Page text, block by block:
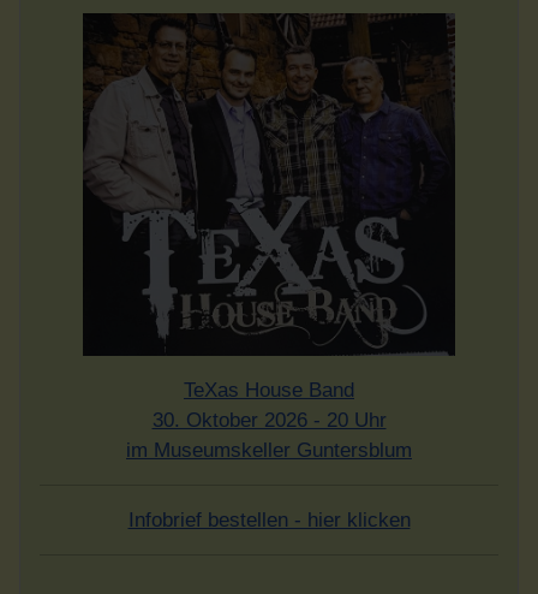
TeXas House Band
30. Oktober 2026 - 20 Uhr
im Museumskeller Guntersblum
Infobrief bestellen - hier klicken